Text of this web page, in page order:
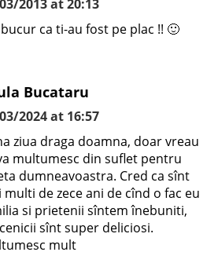
2013 at 20:13
ca ti-au fost pe plac !! 🙂
Bucataru
2024 at 16:57
ziua draga doamna, doar vreau
multumesc din suflet pentru
dumneavoastra. Cred ca sînt
multi de zece ani de cînd o fac eu
si prietenii sîntem înebuniti,
sînt super deliciosi.
mult